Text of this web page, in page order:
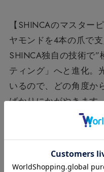
【SHINCAのマスター
ヤモンドを4本の爪で
SHINCA独自の技術で
ティング」へと進化。
いるので、どの角度か
ばかりにかがやきます
るピアスは、デイリー
まで幅広く活躍します
です。※着用写真はプ